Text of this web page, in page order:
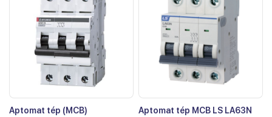
Aptomat tép (MCB)
Aptomat tép MCB LS LA63N